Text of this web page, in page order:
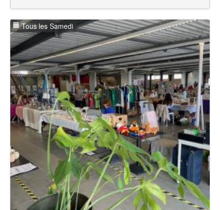
Tous les Samedi